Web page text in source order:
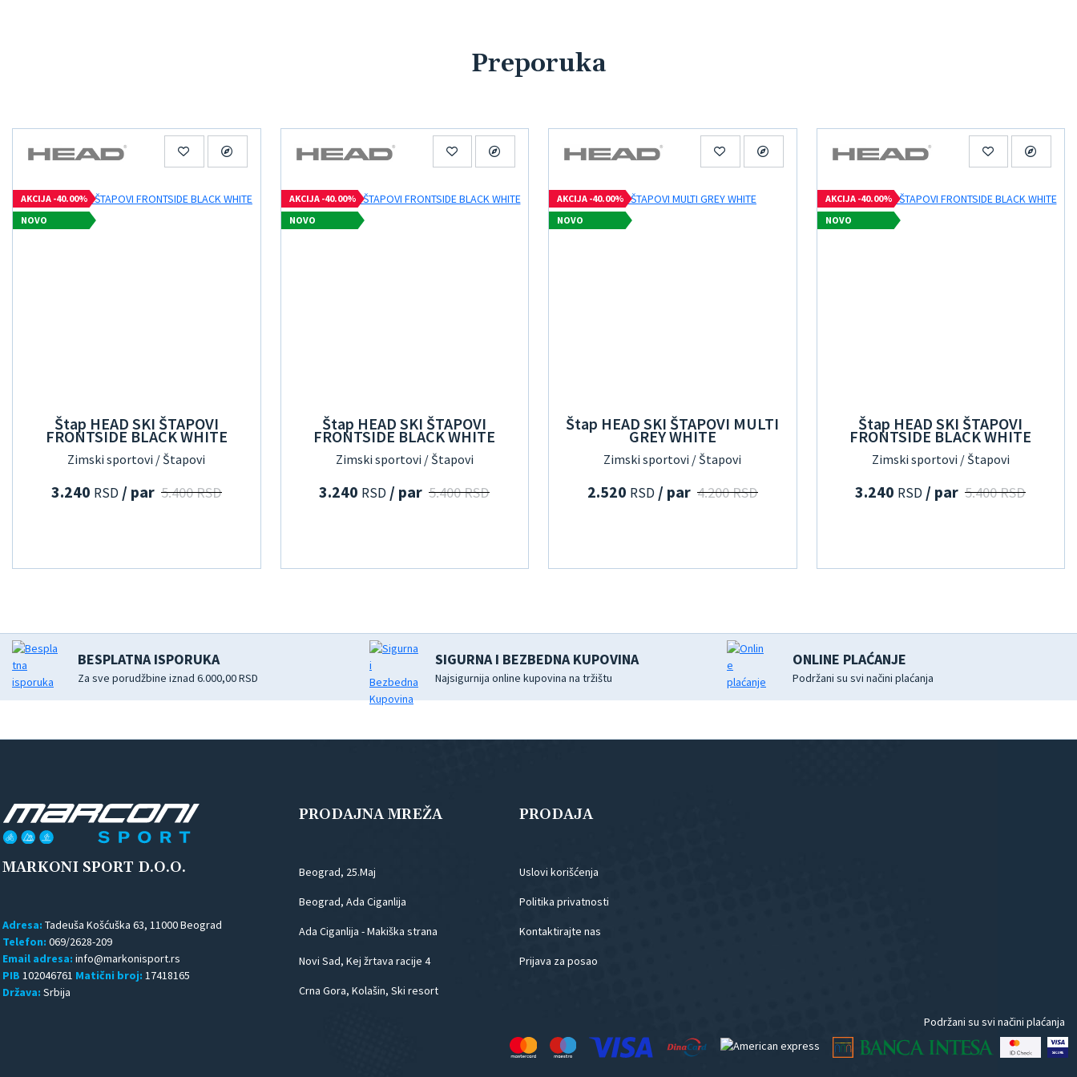
Preporuka
AKCIJA -40.00%
NOVO
Štap HEAD SKI ŠTAPOVI
FRONTSIDE BLACK WHITE
Zimski sportovi / Štapovi
3.240 RSD/ par 5.400 RSD
AKCIJA -40.00%
NOVO
Štap HEAD SKI ŠTAPOVI
FRONTSIDE BLACK WHITE
Zimski sportovi / Štapovi
3.240 RSD / par 5.400 RSD
AKCIJA -40.00%
NOVO
Štap HEAD SKI ŠTAPOVI MULTI
GREY WHITE
Zimski sportovi / Štapovi
2.520 RSD/ par 4.200 RSD
AKCIJA -40.00%
NOVO
Štap HEAD SKI ŠTAPOVI
FRONTSIDE BLACK WHITE
Zimski sportovi / Štapovi
3.240 RSD / par 5.400 RSD
BESPLATNA ISPORUKA
Za sve porudžbine iznad 6.000,00 RSD
SIGURNA I BEZBEDNA KUPOVINA
Najsigurnija online kupovina na tržištu
ONLINE PLAĆANJE
Podržani su svi načini plaćanja
MARKONI SPORT D.O.O.
Adresa: Tadeuša Košćuška 63, 11000 Beograd
Telefon: 069/2628-209
Email adresa:
PIB 102046761 Matični broj: 17418165
Država: Srbija
PRODAJNA MREŽA
Beograd, 25.Maj
Beograd, Ada Ciganlija
Ada Ciganlija - Makiška strana
Novi Sad, Kej žrtava racije 4
Crna Gora, Kolašin, Ski resort
PRODAJA
Uslovi korišćenja
Politika privatnosti
Kontaktirajte nas
Prijava za posao
Podržani su svi načini plaćanja